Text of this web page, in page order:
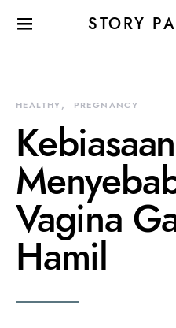
STORY
HEALTHY PREGNANCY
Vagina
Hamil